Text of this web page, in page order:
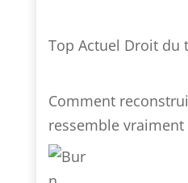
Top Actuel Droit du
Comment
ressemble